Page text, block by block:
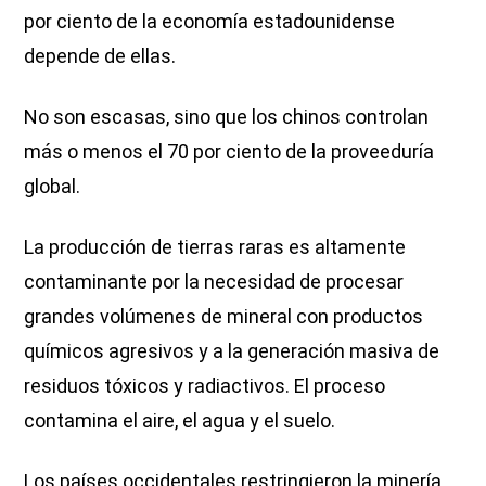
por ciento de la economía estadounidense
depende de ellas.
No son escasas, sino que los chinos controlan
más o menos el 70 por ciento de la proveeduría
global.
La producción de tierras raras es altamente
contaminante por la necesidad de procesar
grandes volúmenes de mineral con productos
químicos agresivos y a la generación masiva de
residuos tóxicos y radiactivos. El proceso
contamina el aire, el agua y el suelo.